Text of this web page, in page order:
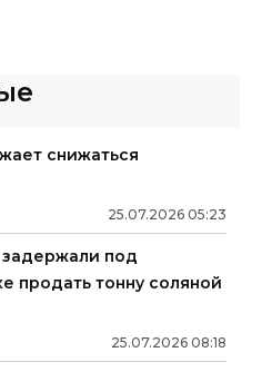
снижаться
25.07.2026 05:23
под
продать тонну соляной
25.07.2026 08:18